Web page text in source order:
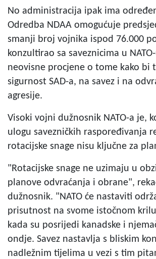
No administracija ipak ima
Odredba NDAA omogućuje
smanji broj vojnika ispod 76.000
konzultirao sa saveznicima u
neovisne procjene o tome kako bi
sigurnost SAD-a, na savez i na
agresije.
Visoki vojni dužnosnik NATO-a je,
ulogu savezničkih raspoređivanja
rotacijske snage nisu ključne za
"Rotacijske snage ne uzimaju u
planove odvraćanja i obrane",
dužnosnik. "NATO će nastaviti
prisutnost na svome istočnom
kada su posrijedi kanadske i
ondje. Savez nastavlja s bliskim
nadležnim tijelima u vezi s tim